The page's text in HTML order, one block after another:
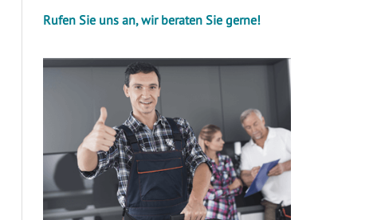
Rufen Sie uns an, wir beraten Sie gerne!